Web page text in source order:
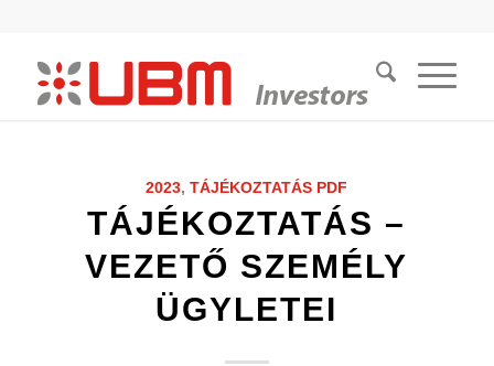
2023,TÁJÉKOZTATÁS PDF
TÁJÉKOZTATÁS –
VEZETŐ SZEMÉLY
ÜGYLETEI